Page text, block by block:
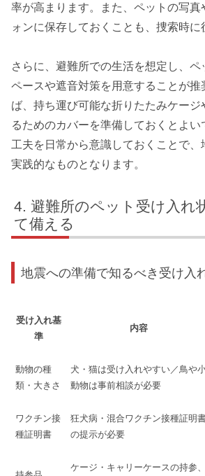
率が高まります。また、ペットの写真
ォンに保存しておくことも、捜索時に
さらに、避難所での生活を想定し、ペ
ペースや遮音対策を用意することが推
ば、持ち運び可能な折りたたみケー
るためのカバーを準備しておくとよ
工夫を日常から意識しておくことで、
実践的なものとなります。
避難所のペット受け入れ
て備える
地震への準備で知るべき受け入
受け入れ基
準
内容
動物の種
類・大きさ
犬・猫は受け入れやすい／鳥や
動物は事前相談が必要
ワクチン接
種証明書
狂犬病・混合ワクチン接種証明
の提示が必要
ケージ・キャリーケースの持参、